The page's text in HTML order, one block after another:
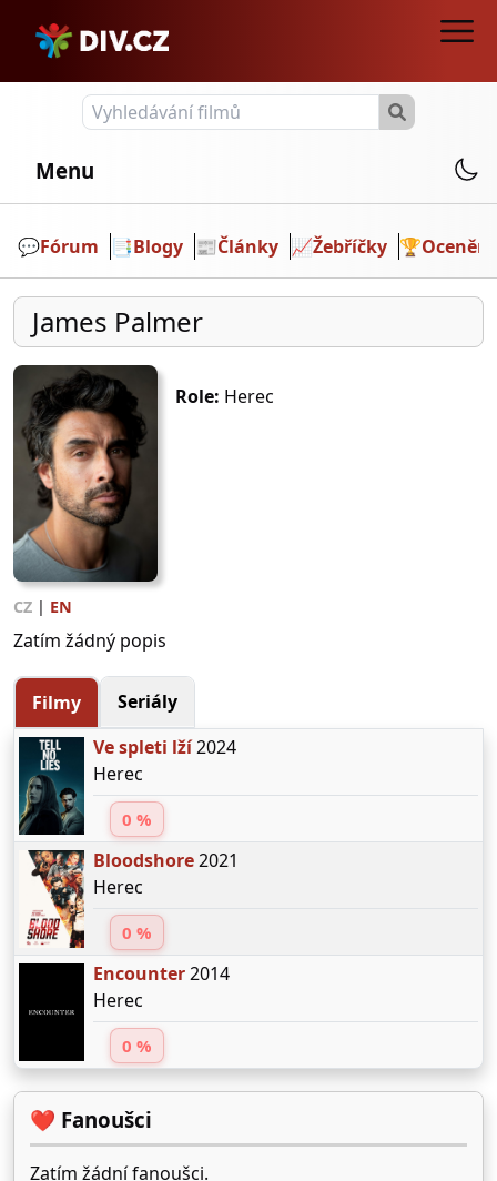
Menu
💬️Fórum 📑Blogy 📰Články 📈Žebříčky 🏆Ocenění
James Palmer
Role: Herec
CZ | EN
Zatím žádný popis
Filmy
Seriály
Ve spleti lží2024
Herec
0 %
Bloodshore2021
Herec
0 %
Encounter2014
Herec
0 %
❤️ Fanoušci
Zatím žádní fanoušci.